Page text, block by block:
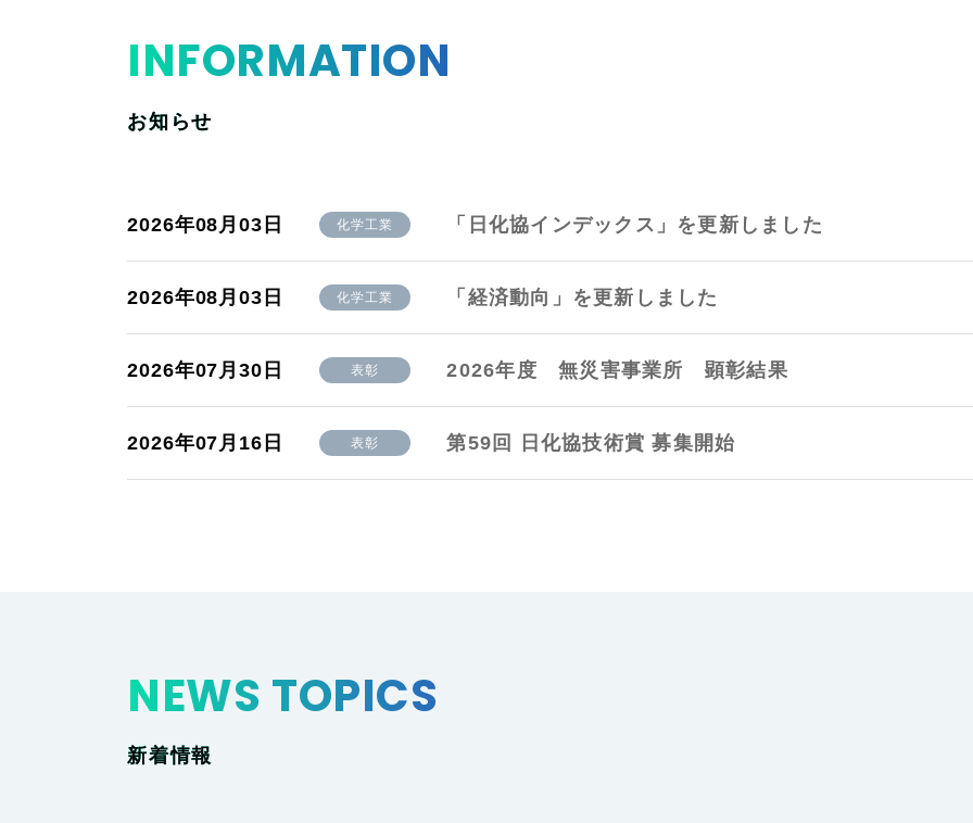
INFORMATION
お知らせ
2026年08月03日 化学工業 「日化協インデックス」を更新しました
2026年08月03日 化学工業 「経済動向」を更新しました
2026年07月30日 表彰 2026年度 無災害事業所 顕彰結果
2026年07月16日 表彰 第59回 日化協技術賞 募集開始
NEWS TOPICS
新着情報